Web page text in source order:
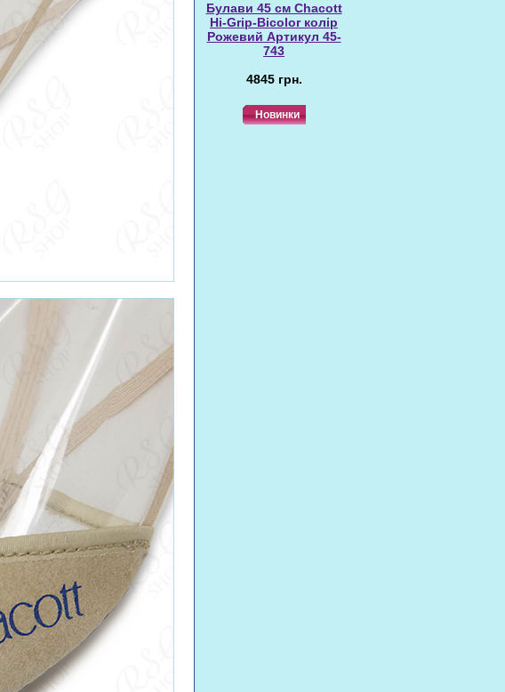
Булави 45 cм Chacott
Hi-Grip-Bicolor колір
Рожевий Артикул 45-
743
4845 грн.
Новинки